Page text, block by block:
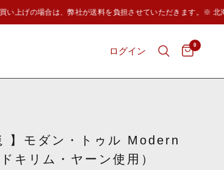
上げの場合は、弊社が送料を負担させていただきます。※ 北海
ログイン
0
】モダン・トゥル Modern
キリム・ヤーン使用）